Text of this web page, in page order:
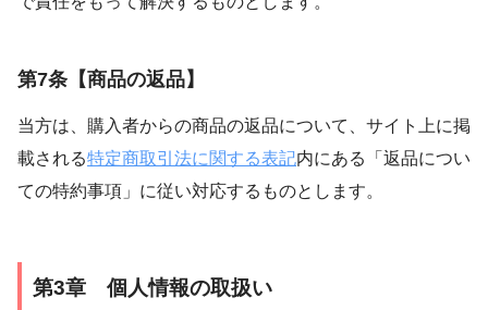
第7条【商品の返品】
当方は、購入者からの商品の返品について、サイト上に掲
載される特定商取引法に関する表記内にある「返品につい
ての特約事項」に従い対応するものとします。
第3章 個人情報の取扱い